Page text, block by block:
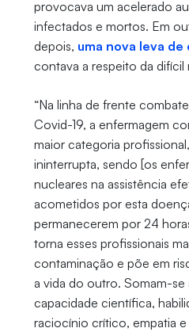
provocava um acelerado
infectados e mortos. Em
depois, uma nova leva
contava a respeito da difícil
“Na linha de frente
Covid-19, a enfermagem
maior categoria
ininterrupta, sendo [os
nucleares na assistência
acometidos por esta
permanecerem por 24
torna esses profissionais
contaminação e põe em
a vida do outro. Somam-se
capacidade científica,
raciocínio crítico, empatia